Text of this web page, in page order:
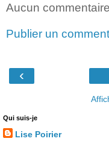
Aucun
Publier un
‹
Qui suis-je
Lise Poirier